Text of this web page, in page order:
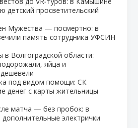
детский просветительский
Мужества — посмертно: в
память сотрудника УФСИН
в Волгоградской области:
яйца и
под видом помощи: СК
денег с карты жительницы
матча — без пробок: в
дополнительные электрички